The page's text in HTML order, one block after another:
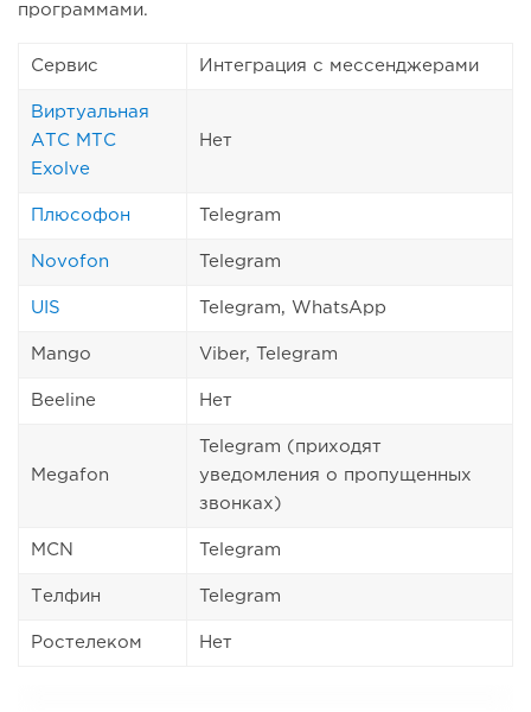
программами.
Сервис Интеграция с мессенджерами
Виртуальная
АТС МТС
Exolve
Нет
Плюсофон Telegram
Novofon Telegram
UIS Telegram, WhatsApp
Mango Viber, Telegram
Beeline Нет
Megafon
Telegram (приходят
уведомления о пропущенных
звонках)
MCN Telegram
Телфин Telegram
Ростелеком Нет